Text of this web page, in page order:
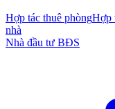
Hợp tác thuê phòngHợp
nhà
Nhà đầu tư BĐS